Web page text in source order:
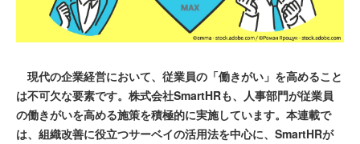
現代の企業経営において、従業員の「働きがい」を高めること
は不可欠な要素です。株式会社SmartHRも、人事部門が従業員
の働きがいを高める施策を積極的に実施しています。本連載で
は、組織改善に役立つサーベイの活用法を中心に、SmartHRが